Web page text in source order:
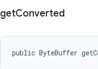
getConverted
public ByteBuffer